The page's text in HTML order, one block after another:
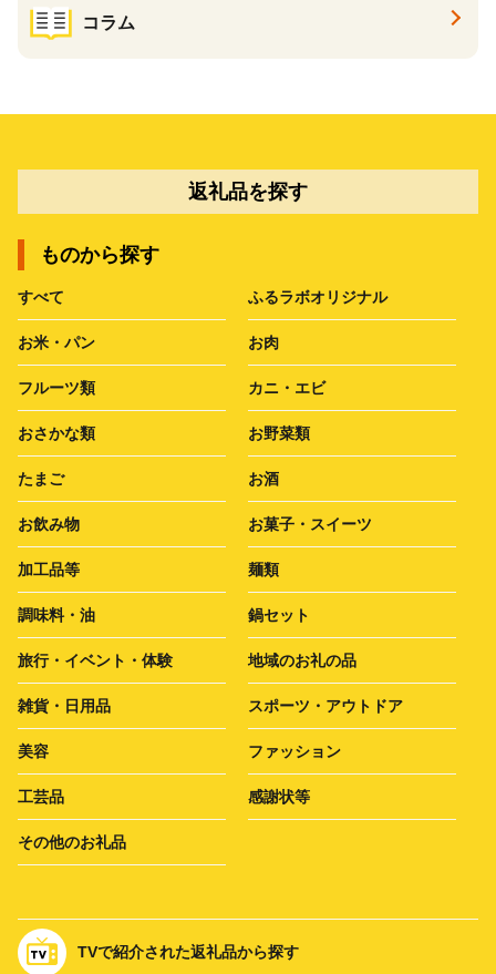
コラム
返礼品を探す
ものから探す
すべて ふるラボオリジナル
お米・パン お肉
フルーツ類 カニ・エビ
おさかな類 お野菜類
たまご お酒
お飲み物 お菓子・スイーツ
加工品等 麺類
調味料・油 鍋セット
旅行・イベント・体験 地域のお礼の品
雑貨・日用品 スポーツ・アウトドア
美容 ファッション
工芸品 感謝状等
その他のお礼品
TVで紹介された返礼品から探す